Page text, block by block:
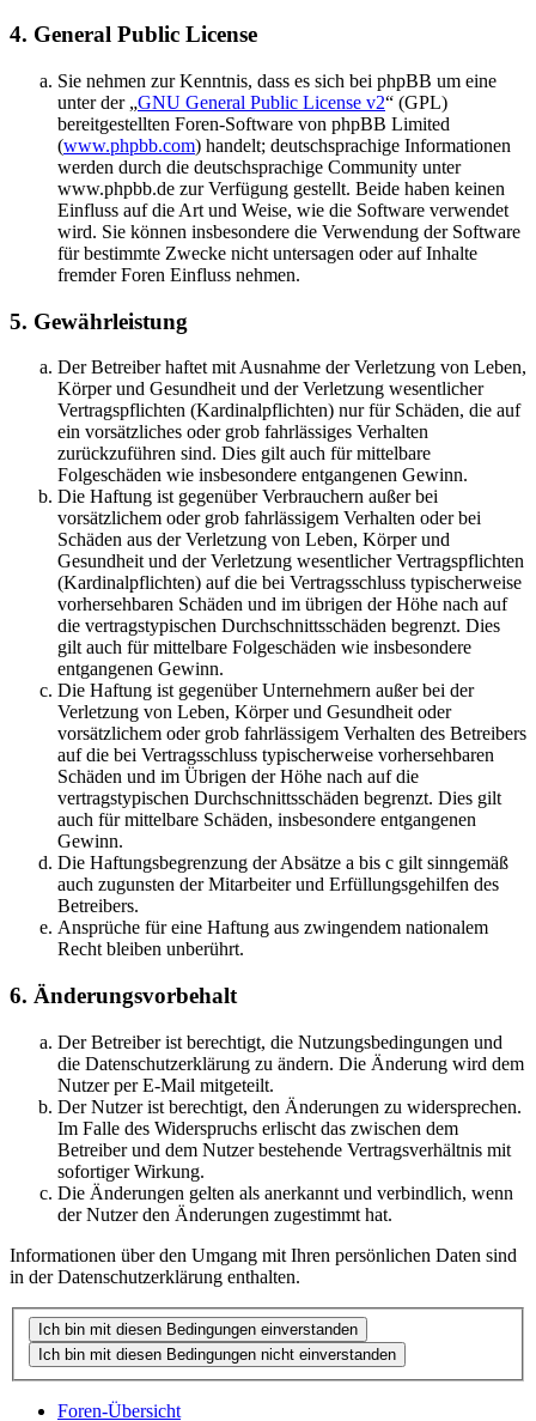
4. General Public License
Sie nehmen zur Kenntnis, dass es sich bei phpBB um eine
unter der „GNU General Public License v2“ (GPL)
bereitgestellten Foren-Software von phpBB Limited
(www.phpbb.com) handelt; deutschsprachige Informationen
werden durch die deutschsprachige Community unter
www.phpbb.de zur Verfügung gestellt. Beide haben keinen
Einfluss auf die Art und Weise, wie die Software verwendet
wird. Sie können insbesondere die Verwendung der Software
für bestimmte Zwecke nicht untersagen oder auf Inhalte
fremder Foren Einfluss nehmen.
5. Gewährleistung
Der Betreiber haftet mit Ausnahme der Verletzung von Leben,
Körper und Gesundheit und der Verletzung wesentlicher
Vertragspflichten (Kardinalpflichten) nur für Schäden, die auf
ein vorsätzliches oder grob fahrlässiges Verhalten
zurückzuführen sind. Dies gilt auch für mittelbare
Folgeschäden wie insbesondere entgangenen Gewinn.
Die Haftung ist gegenüber Verbrauchern außer bei
vorsätzlichem oder grob fahrlässigem Verhalten oder bei
Schäden aus der Verletzung von Leben, Körper und
Gesundheit und der Verletzung wesentlicher Vertragspflichten
(Kardinalpflichten) auf die bei Vertragsschluss typischerweise
vorhersehbaren Schäden und im übrigen der Höhe nach auf
die vertragstypischen Durchschnittsschäden begrenzt. Dies
gilt auch für mittelbare Folgeschäden wie insbesondere
entgangenen Gewinn.
Die Haftung ist gegenüber Unternehmern außer bei der
Verletzung von Leben, Körper und Gesundheit oder
vorsätzlichem oder grob fahrlässigem Verhalten des Betreibers
auf die bei Vertragsschluss typischerweise vorhersehbaren
Schäden und im Übrigen der Höhe nach auf die
vertragstypischen Durchschnittsschäden begrenzt. Dies gilt
auch für mittelbare Schäden, insbesondere entgangenen
Gewinn.
Die Haftungsbegrenzung der Absätze a bis c gilt sinngemäß
auch zugunsten der Mitarbeiter und Erfüllungsgehilfen des
Betreibers.
Ansprüche für eine Haftung aus zwingendem nationalem
Recht bleiben unberührt.
6. Änderungsvorbehalt
Der Betreiber ist berechtigt, die Nutzungsbedingungen und
die Datenschutzerklärung zu ändern. Die Änderung wird dem
Nutzer per E-Mail mitgeteilt.
Der Nutzer ist berechtigt, den Änderungen zu widersprechen.
Im Falle des Widerspruchs erlischt das zwischen dem
Betreiber und dem Nutzer bestehende Vertragsverhältnis mit
sofortiger Wirkung.
Die Änderungen gelten als anerkannt und verbindlich, wenn
der Nutzer den Änderungen zugestimmt hat.
Informationen über den Umgang mit Ihren persönlichen Daten sind
in der Datenschutzerklärung enthalten.
Foren-Übersicht